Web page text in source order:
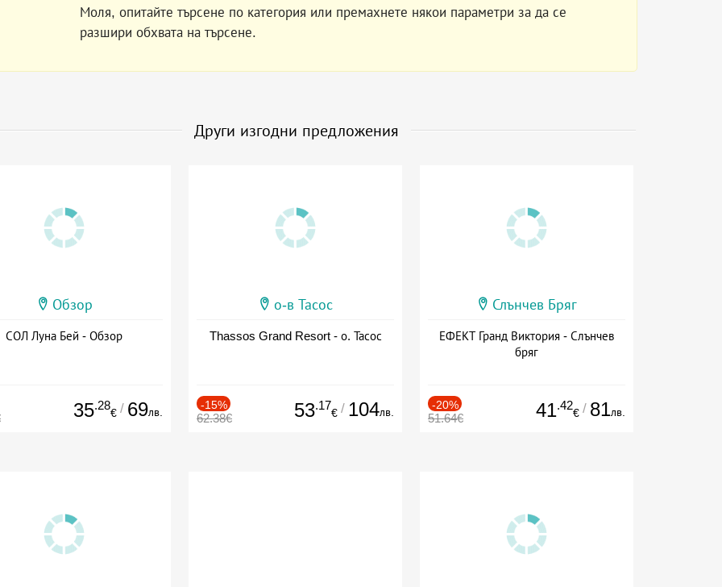
Моля, опитайте търсене по категория или премахнете някои параметри за да се
разшири обхвата на търсене.
Други изгодни предложения
Обзор
СОЛ Луна Бей - Обзор
35.28
€ / 69лв.
о-в Тасос
Thassos Grand Resort - о. Тасос
-15%
62.38€ 53.17
€ / 104лв.
Слънчев Бряг
ЕФЕКТ Гранд Виктория - Слънчев
бряг
-20%
51.64€ 41.42
€ / 81лв.